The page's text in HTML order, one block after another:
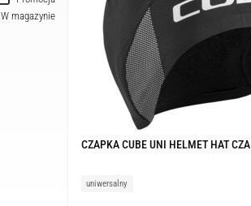
W magazynie
CZAPKA CUBE UNI HELMET HAT CZA
uniwersalny